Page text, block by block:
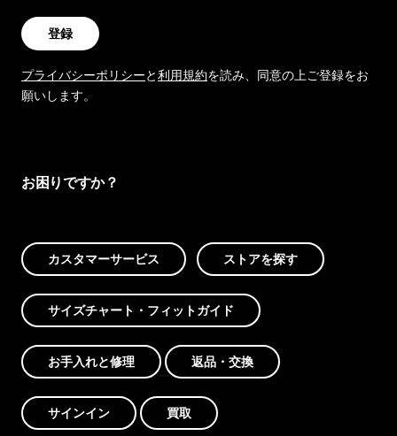
登録
プライバシーポリシーと利用規約を読み、同意の上ご登録をお
願いします。
お困りですか？
カスタマーサービス ストアを探す
サイズチャート・フィットガイド
お手入れと修理 返品・交換
サインイン 買取